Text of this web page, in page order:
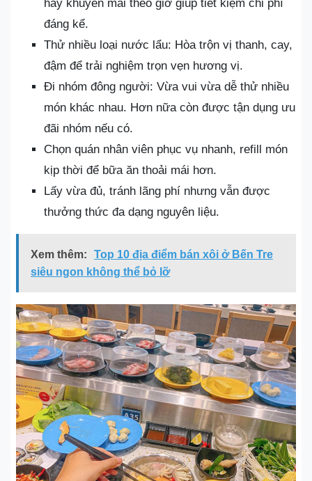
hay khuyến mãi theo giờ giúp tiết kiệm chi phí
đáng kể.
Thử nhiều loại nước lẩu: Hòa trộn vị thanh, cay,
đậm để trải nghiệm trọn vẹn hương vị.
Đi nhóm đông người: Vừa vui vừa dễ thử nhiều
món khác nhau. Hơn nữa còn được tận dụng ưu
đãi nhóm nếu có.
Chọn quán nhân viên phục vụ nhanh, refill món
kịp thời để bữa ăn thoải mái hơn.
Lấy vừa đủ, tránh lãng phí nhưng vẫn được
thưởng thức đa dạng nguyên liệu.
Xem thêm:
Top 10 địa điểm bán xôi ở Bến Tre
siêu ngon không thể bỏ lỡ